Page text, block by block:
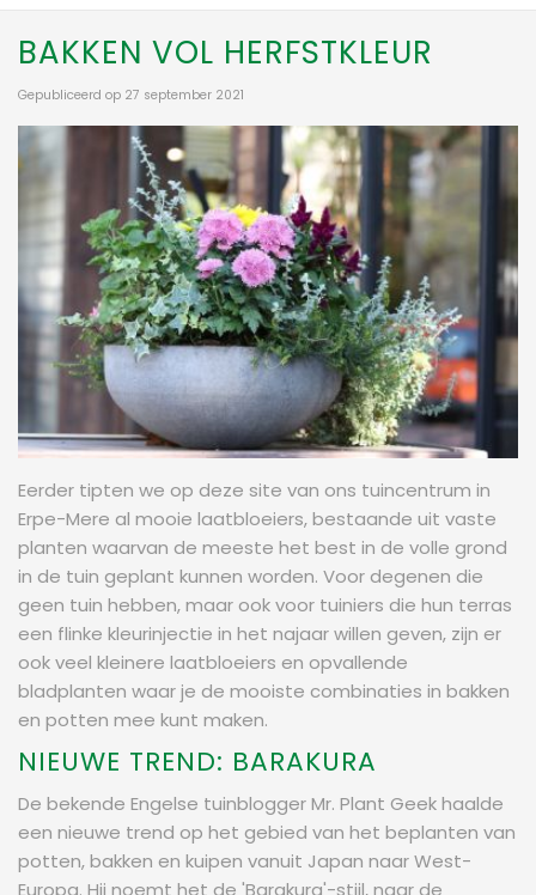
BAKKEN VOL HERFSTKLEUR
Gepubliceerd op 27 september 2021
Eerder tipten we op deze site van ons tuincentrum in
Erpe-Mere al mooie laatbloeiers, bestaande uit vaste
planten waarvan de meeste het best in de volle grond
in de tuin geplant kunnen worden. Voor degenen die
geen tuin hebben, maar ook voor tuiniers die hun terras
een flinke kleurinjectie in het najaar willen geven, zijn er
ook veel kleinere laatbloeiers en opvallende
bladplanten waar je de mooiste combinaties in bakken
en potten mee kunt maken.
NIEUWE TREND: BARAKURA
De bekende Engelse tuinblogger Mr. Plant Geek haalde
een nieuwe trend op het gebied van het beplanten van
potten, bakken en kuipen vanuit Japan naar West-
Europa. Hij noemt het de 'Barakura'-stijl, naar de